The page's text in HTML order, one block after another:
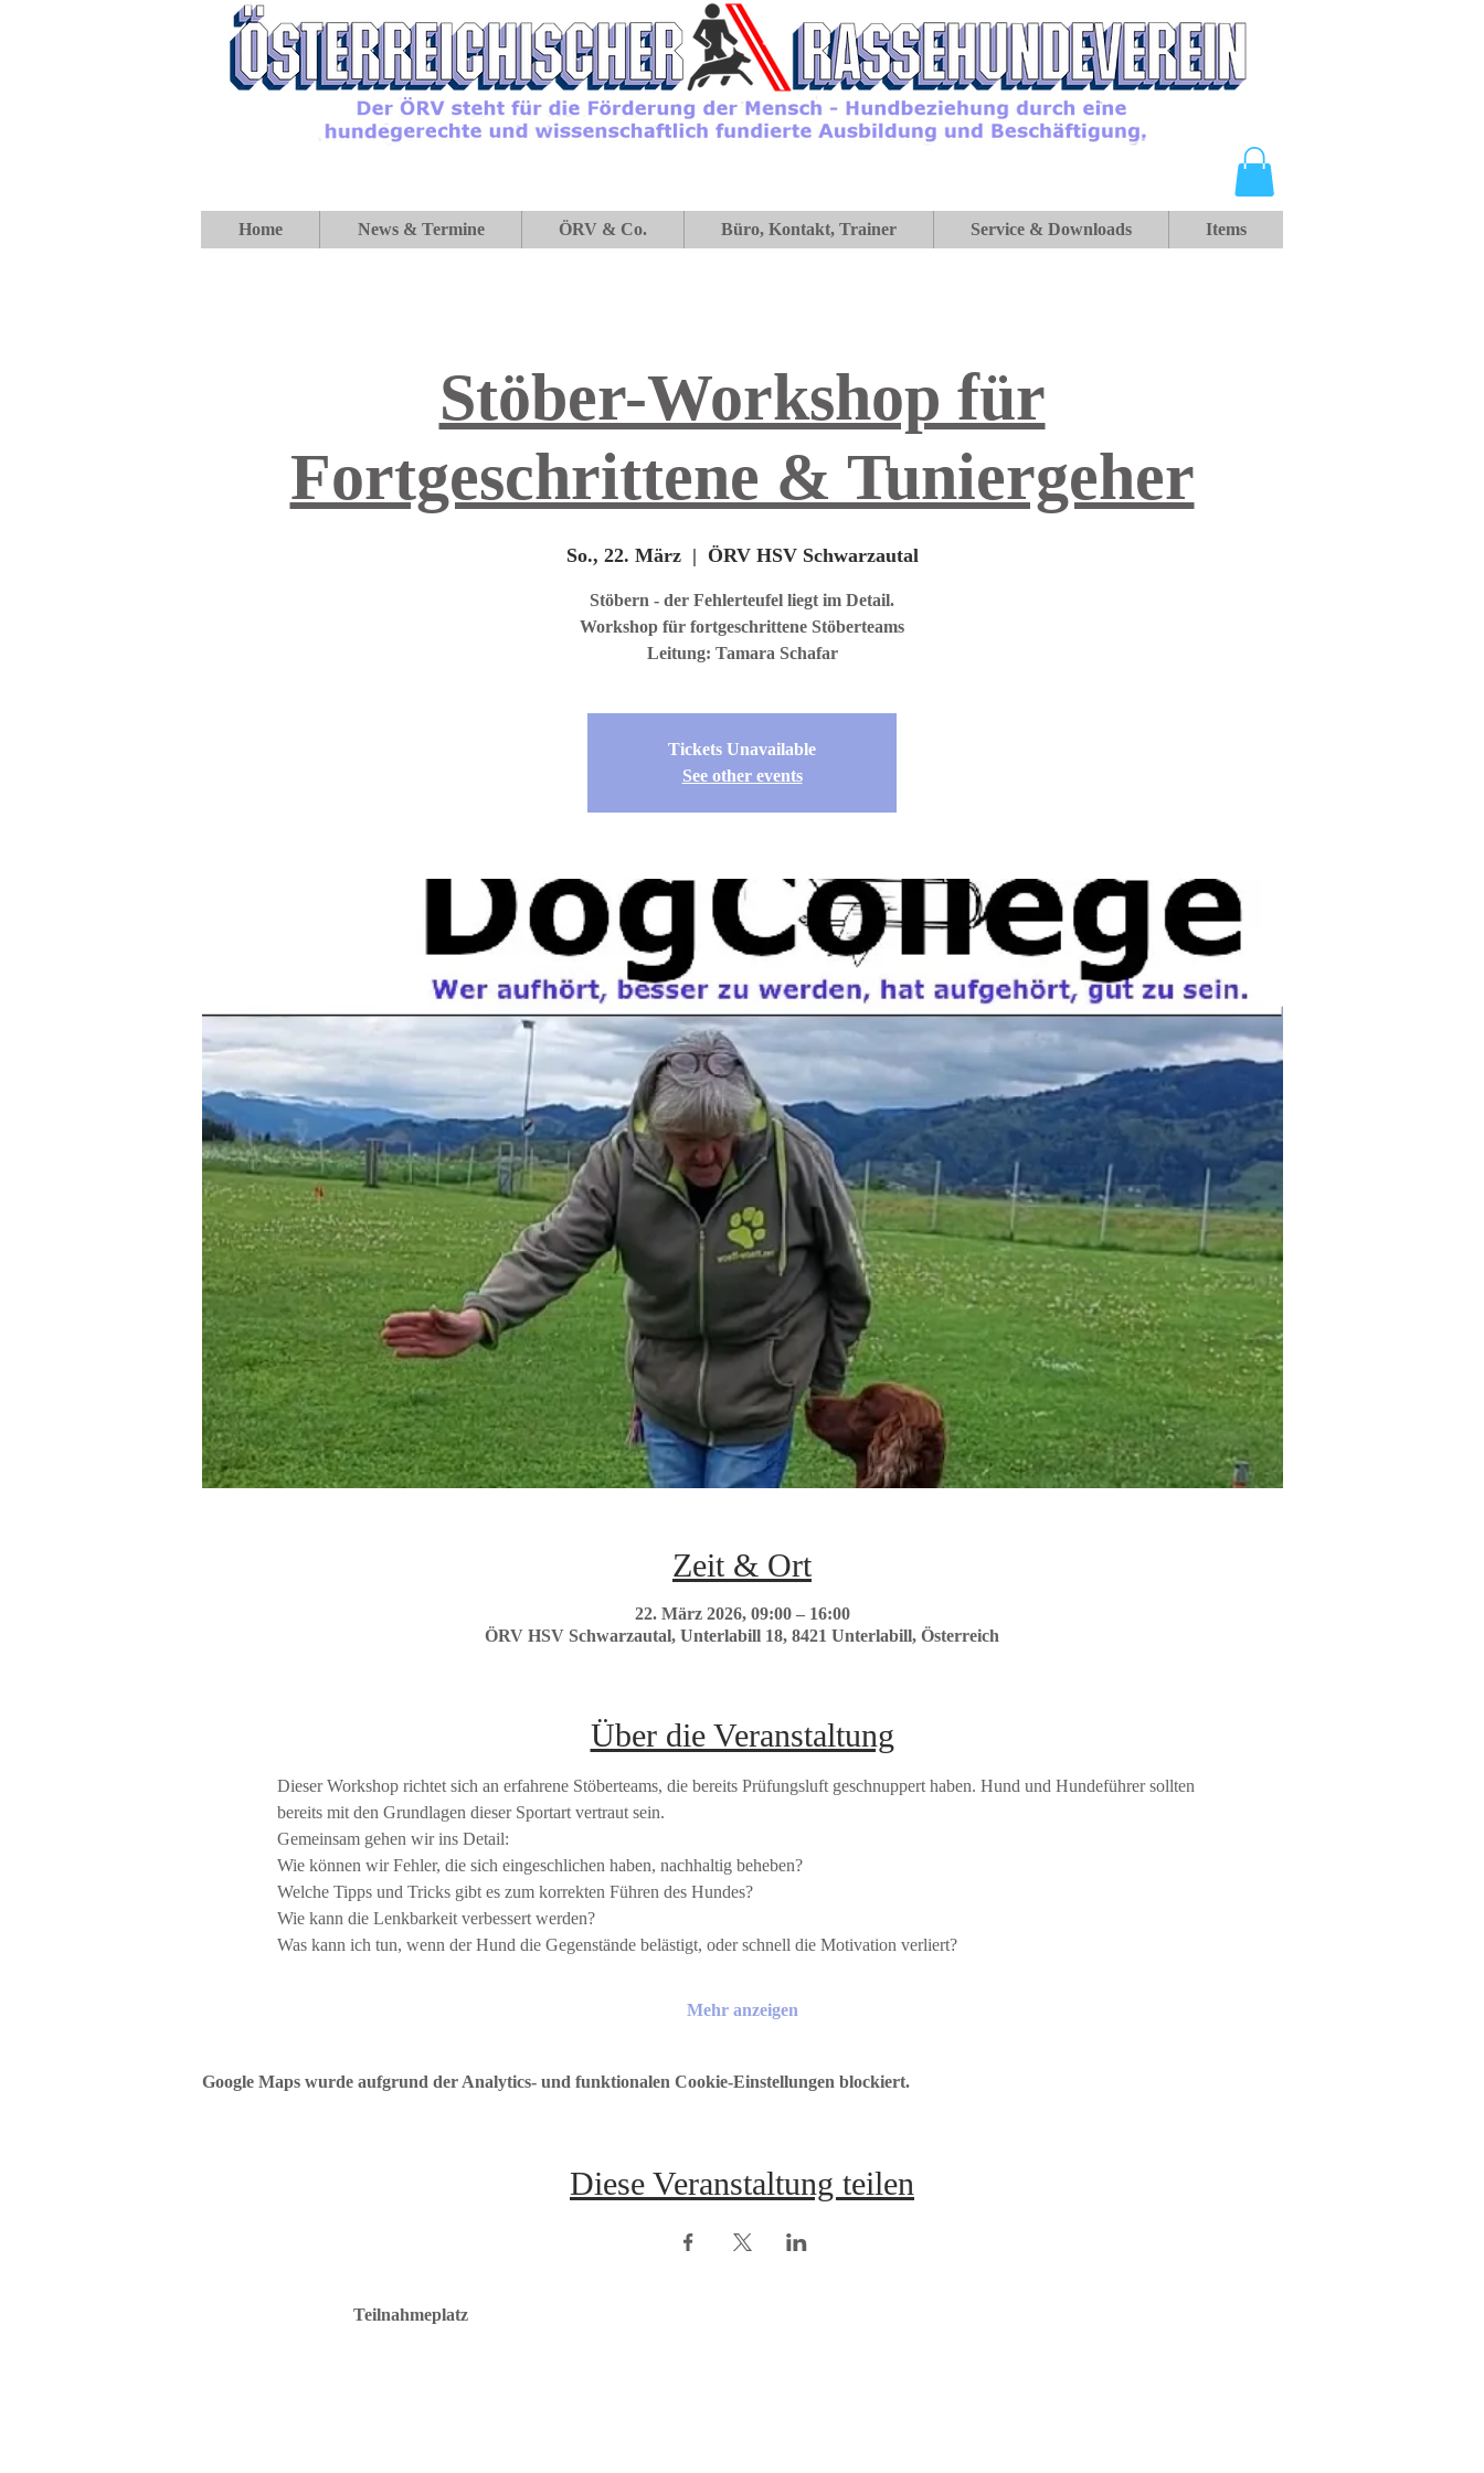
Stöber-Workshop für
Fortgeschrittene & Tuniergeher
So., 22. März
  |
ÖRV HSV Schwarzautal
Stöbern - der Fehlerteufel liegt im Detail.
Workshop für fortgeschrittene Stöberteams
Leitung: Tamara Schafar
Tickets Unavailable
See other events
Zeit & Ort
22. März 2026, 09:00 – 16:00
ÖRV HSV Schwarzautal, Unterlabill 18, 8421 Unterlabill, Österreich
Über die Veranstaltung
Dieser Workshop richtet sich an erfahrene Stöberteams, die bereits Prüfungsluft geschnuppert haben. Hund und Hundeführer sollten
bereits mit den Grundlagen dieser Sportart vertraut sein.
Gemeinsam gehen wir ins Detail:
Wie können wir Fehler, die sich eingeschlichen haben, nachhaltig beheben?
Welche Tipps und Tricks gibt es zum korrekten Führen des Hundes?
Wie kann die Lenkbarkeit verbessert werden?
Was kann ich tun, wenn der Hund die Gegenstände belästigt, oder schnell die Motivation verliert?
Mehr anzeigen
Google Maps wurde aufgrund der Analytics- und funktionalen Cookie-Einstellungen blockiert.
Diese Veranstaltung teilen
Teilnahmeplatz
Home News & Termine ÖRV & Co. Büro, Kontakt, Trainer Service & Downloads Items